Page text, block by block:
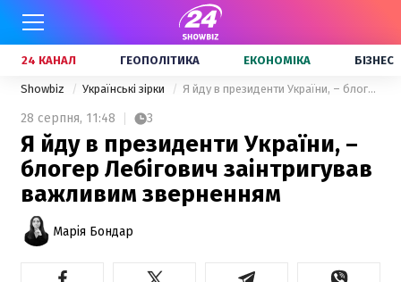
24 КАНАЛ ГЕОПОЛІТИКА ЕКОНОМІКА БІЗНЕС
Showbiz Українські зірки Я йду в президенти України, – блогер Лебігович заінтригував важливим зверненням
28 серпня, 11:48 3
Я йду в президенти України, –
блогер Лебігович заінтригував
важливим зверненням
Марія Бондар